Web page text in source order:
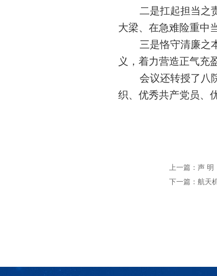
二是扛起担当之
大梁、在急难险重中
三是恪守清廉之
义 ， 着力营造正气充
会议还转授了八
织、 优秀共产党员、
上一篇： 声 明
下一篇： 航天